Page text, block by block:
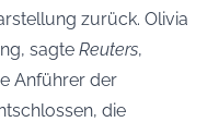
zurück. Olivia
sagte Reuters,
Anführer der
die